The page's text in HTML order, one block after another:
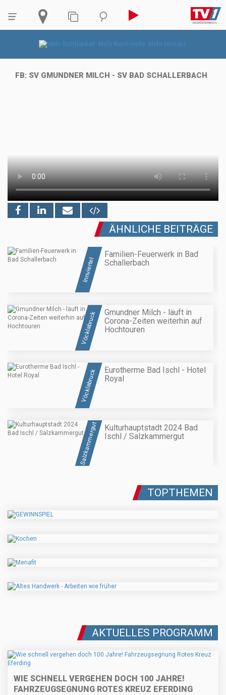
FB: SV GMUNDNER MILCH - SV BAD SCHALLERBACH
ÄHNLICHE BEITRÄGE
Innviertel
Familien-Feuerwerk in Bad
Schallerbach
Vöcklabruck
Gmundner Milch - läuft in
Corona-Zeiten weiterhin auf
Hochtouren
Vöcklabruck
Eurotherme Bad Ischl - Hotel
Royal
Salzkammergut
Kulturhauptstadt 2024 Bad
Ischl / Salzkammergut
TOPTHEMEN
AKTUELLES PROGRAMM
WIE SCHNELL VERGEHEN DOCH 100 JAHRE!
FAHRZEUGSEGNUNG ROTES KREUZ EFERDING